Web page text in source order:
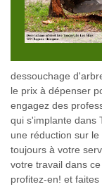
dessouchage
le prix à dépenser
engagez des
qui s'implante dans
une réduction sur
toujours à votre
votre travail dans
profitez-en! et faites